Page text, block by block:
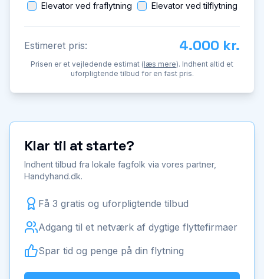
Elevator ved fraflytning Elevator ved tilflytning
Estimeret pris: 4.000 kr.
Prisen er et vejledende estimat (læs mere). Indhent altid et
uforpligtende tilbud for en fast pris.
Klar til at starte?
Indhent tilbud fra lokale fagfolk via vores partner,
Handyhand.dk.
Få 3 gratis og uforpligtende tilbud
Adgang til et netværk af dygtige flyttefirmaer
Spar tid og penge på din flytning